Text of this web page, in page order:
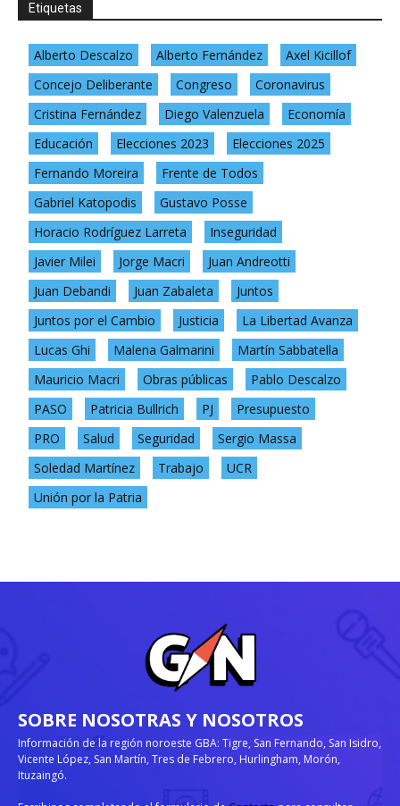
Etiquetas
Alberto Descalzo Alberto Fernández
Axel Kicillof
Concejo Deliberante
Congreso
Coronavirus
Cristina Fernández
Diego Valenzuela
Economía
Educación
Elecciones 2023
Elecciones 2025
Fernando Moreira
Frente de Todos
Gabriel Katopodis
Gustavo Posse
Horacio Rodríguez Larreta
Inseguridad
Javier Milei
Jorge Macri
Juan Andreotti
Juan Debandi
Juan Zabaleta
Juntos
Juntos por el Cambio
Justicia
La Libertad Avanza
Lucas Ghi
Malena Galmarini
Martín Sabbatella
Mauricio Macri
Obras públicas
Pablo Descalzo
PASO
Patricia Bullrich PJ
Presupuesto
PRO
Salud Seguridad
Sergio Massa
Soledad Martínez
Trabajo
UCR
Unión por la Patria
SOBRE NOSOTRAS Y NOSOTROS
Información de la región noroeste GBA: Tigre, San Fernando, San Isidro,
Vicente López, San Martín, Tres de Febrero, Hurlingham, Morón,
Ituzaingó.